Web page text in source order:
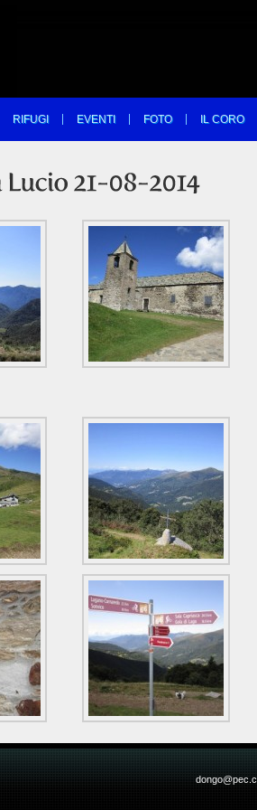
RIFUGI EVENTI FOTO IL CORO